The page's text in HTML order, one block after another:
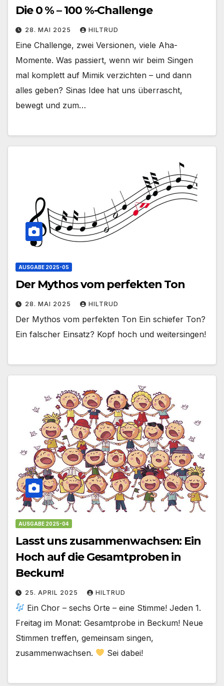
Die 0 % – 100 %-Challenge
28. MAI 2025 HILTRUD
Eine Challenge, zwei Versionen, viele Aha-
Momente. Was passiert, wenn wir beim Singen
mal komplett auf Mimik verzichten – und dann
alles geben? Sinas Idee hat uns überrascht,
bewegt und zum…
AUSGABE 2025-05
Der Mythos vom perfekten Ton
28. MAI 2025 HILTRUD
Der Mythos vom perfekten Ton Ein schiefer Ton?
Ein falscher Einsatz? Kopf hoch und weitersingen!
AUSGABE 2025-04
Lasst uns zusammenwachsen: Ein
Hoch auf die Gesamtproben in
Beckum!
25. APRIL 2025 HILTRUD
Ein Chor – sechs Orte – eine Stimme! Jeden 1.
Freitag im Monat: Gesamtprobe in Beckum! Neue
Stimmen treffen, gemeinsam singen,
zusammenwachsen.
Sei dabei!